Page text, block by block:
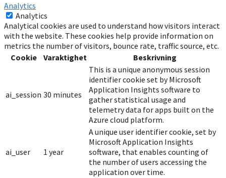
Analytics
Analytics
Analytical cookies are used to understand how visitors interact
with the website. These cookies help provide information on
metrics the number of visitors, bounce rate, traffic source, etc.
Cookie
Varaktighet Beskrivning
ai_session 30 minutes
This is a unique anonymous session
identifier cookie set by Microsoft
Application Insights software to
gather statistical usage and
telemetry data for apps built on the
Azure cloud platform.
ai_user 1 year
A unique user identifier cookie, set by
Microsoft Application Insights
software, that enables counting of
the number of users accessing the
application over time.